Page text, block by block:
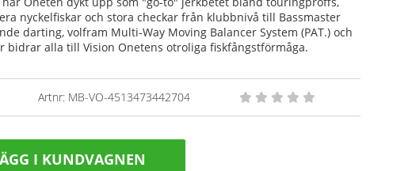
nyckelfiskar och stora checkar från klubbnivå till Bassmaster
darting, volfram Multi-Way Moving Balancer System (PAT.) och
bidrar alla till Vision Onetens otroliga fiskfångstförmåga.
Artnr: MB-VO-4513473442704
I KUNDVAGNEN